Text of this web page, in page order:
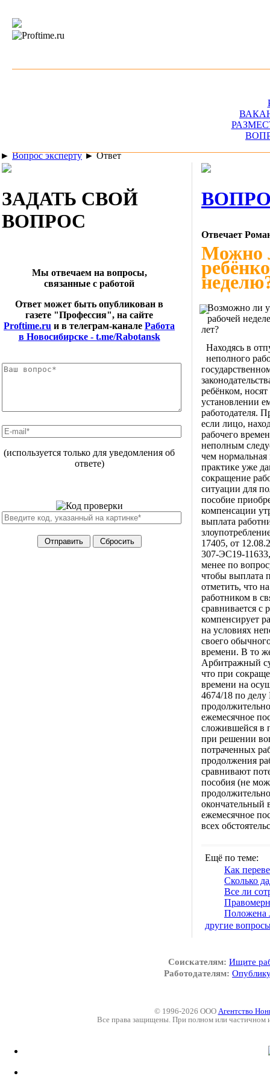
► Вопрос эксперту►Ответ
ЗАДАТЬ СВОЙ
ВОПРОС
Мы отвечаем на вопросы,
связанные с работой
Ответ может быть опубликован в
газете "Профессия", на сайте
Proftime.ru и в телеграм-канале Работа
в Новосибирске - t.me/Rabotansk
(используется только для уведомления об
ответе)
Отвечает
Можно
Возможно ли
рабочей
лет?
Находясь в
неполного
ребёнком,
установлении
работодателя.
если лицо,
рабочего
неполным
чем
практике уже
сокращение
ситуации для
пособие
компенсации
выплата
17405, от
307-ЭС19-
менее по
чтобы выплата
отметить, что
работником в
сравнивается с
компенсирует
на условиях
своего
времени. В то
Арбитражный
что при
времени на
4674/18 по
ежемесячное
сложившейся в
при решении
потраченных
продолжения
сравнивают
пособия (не
окончательный
ежемесячное
всех
Ещё по теме:
Как
Сколько
Все ли
Положена
другие
Соискателям: Ищите
Работодателям:
© 1996-2026 ООО Агентство
Все права защищены. При полном или частичном